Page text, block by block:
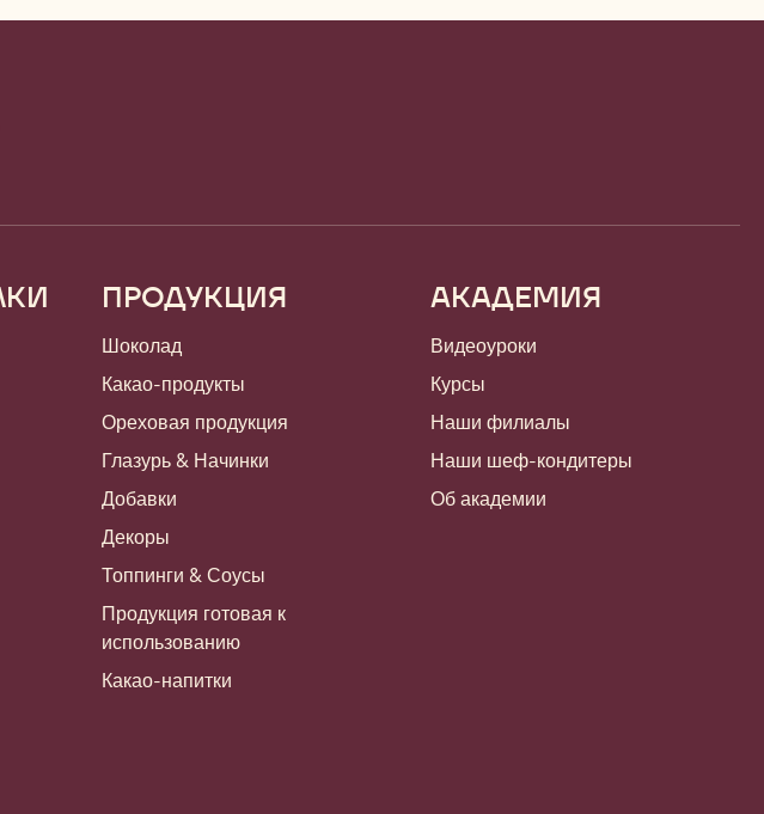
ПРОДУКЦИЯ
Шоколад
Какао-продукты
Ореховая продукция
Глазурь & Начинки
Добавки
Декоры
Топпинги & Соусы
Продукция готовая к
использованию
Какао-напитки
АКАДЕМИЯ
Видеоуроки
Курсы
Наши филиалы
Наши шеф-кондитеры
Об академии